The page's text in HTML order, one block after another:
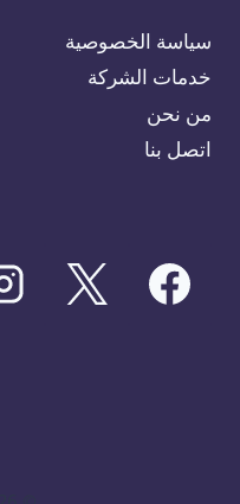
سياسة الخصوصية
خدمات الشركة
من نحن
اتصل بنا